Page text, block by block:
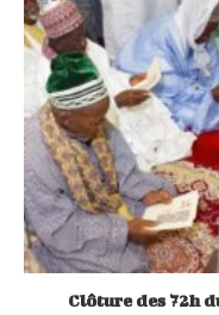
Clôture des 72h